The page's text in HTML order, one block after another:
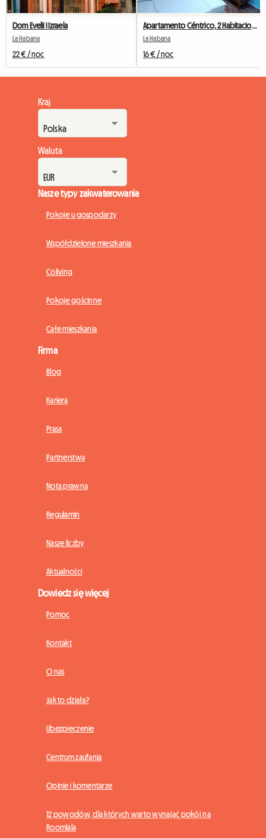
Dom Evelii i Izraela
La Habana
22 € / noc
Apartamento Céntrico, 2 Habitaciones
La Habana
16 € / noc
Kraj
Waluta
Nasze typy zakwaterowania
Pokoje u gospodarzy
Współdzielone mieszkania
Coliving
Pokoje gościnne
Całe mieszkania
Firma
Blog
Kariera
Prasa
Partnerstwa
Nota prawna
Regulamin
Nasze liczby
Aktualności
Dowiedz się więcej
Pomoc
Kontakt
O nas
Jak to działa?
Ubezpieczenie
Centrum zaufania
Opinie i komentarze
12 powodów, dla których warto wynająć pokój na
Roomlala